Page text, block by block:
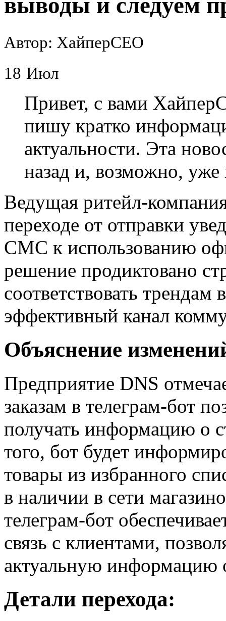
выводы и следуем
Автор: ХайперСЕО
18 Июл
Привет, с вами
пишу кратко
актуальности. Эта
назад и, возможно, уже
Ведущая ритейл-
переходе от отправки
СМС к использованию
решение продиктовано
соответствовать
эффективный канал
Объяснение
Предприятие DNS
заказам в телеграм-бот
получать информацию о
того, бот будет
товары из избранного
в наличии в сети
телеграм-бот
связь с клиентами,
актуальную информацию
Детали перехода: